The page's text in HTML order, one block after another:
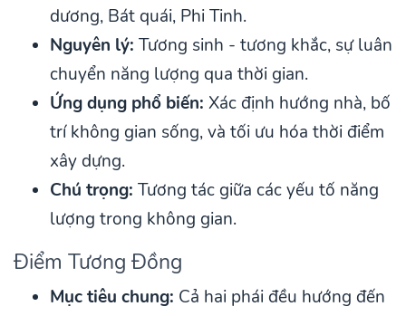
dương, Bát quái, Phi Tinh.
Nguyên lý: Tương sinh - tương khắc, sự luân
chuyển năng lượng qua thời gian.
Ứng dụng phổ biến: Xác định hướng nhà, bố
trí không gian sống, và tối ưu hóa thời điểm
xây dựng.
Chú trọng: Tương tác giữa các yếu tố năng
lượng trong không gian.
Điểm Tương Đồng
Mục tiêu chung: Cả hai phái đều hướng đến